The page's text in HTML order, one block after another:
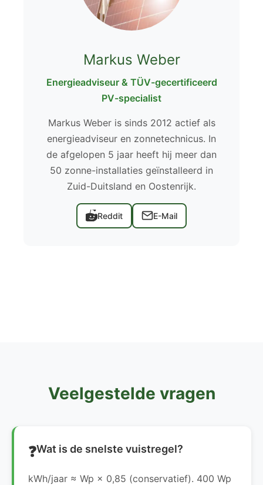
Markus Weber
Energieadviseur & TÜV-gecertificeerd
PV-specialist
Markus Weber is sinds 2012 actief als
energieadviseur en zonnetechnicus. In
de afgelopen 5 jaar heeft hij meer dan
50 zonne-installaties geïnstalleerd in
Zuid-Duitsland en Oostenrijk.
Reddit E-Mail
Veelgestelde vragen
Wat is de snelste vuistregel?
kWh/jaar ≈ Wp × 0,85 (conservatief). 400 Wp